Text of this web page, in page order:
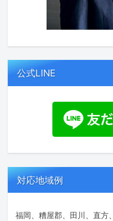
公式LINE
対応地域例
福岡、糟屋郡、田川、直方